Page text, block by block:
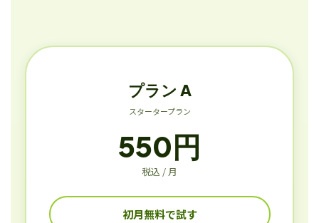
プラン A
スタータープラン
550円
税込 / 月
初月無料で試す